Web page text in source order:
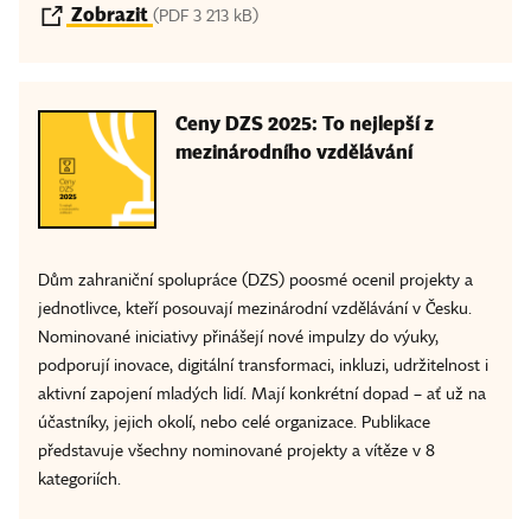
Zobrazit (PDF 3 213 kB)
Ceny DZS 2025: To nejlepší z
mezinárodního vzdělávání
Dům zahraniční spolupráce (DZS) poosmé ocenil projekty a
jednotlivce, kteří posouvají mezinárodní vzdělávání v Česku.
Nominované iniciativy přinášejí nové impulzy do výuky,
podporují inovace, digitální transformaci, inkluzi, udržitelnost i
aktivní zapojení mladých lidí. Mají konkrétní dopad – ať už na
účastníky, jejich okolí, nebo celé organizace. Publikace
představuje všechny nominované projekty a vítěze v 8
kategoriích.